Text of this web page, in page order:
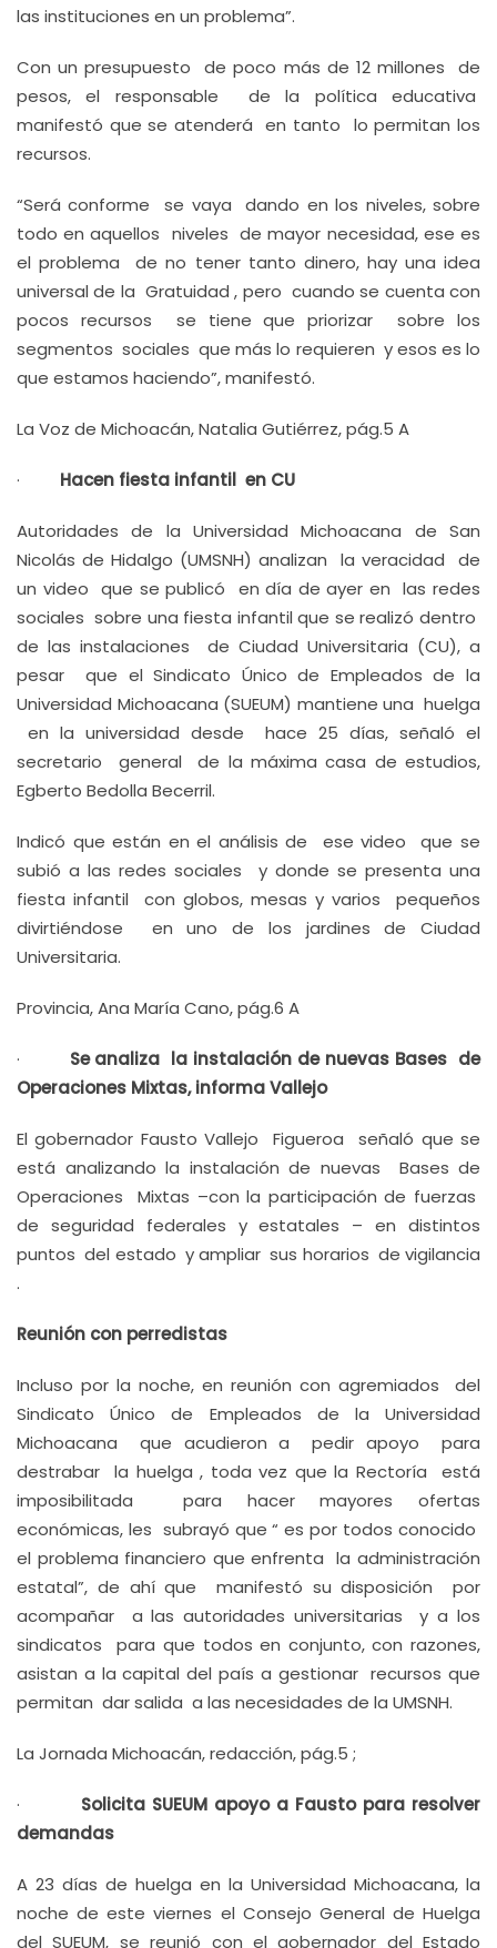
las instituciones en un problema”.
Con un presupuesto de poco más de 12 millones de
pesos, el responsable de la política educativa
manifestó que se atenderá en tanto lo permitan los
recursos.
“Será conforme se vaya dando en los niveles, sobre
todo en aquellos niveles de mayor necesidad, ese es
el problema de no tener tanto dinero, hay una idea
universal de la Gratuidad , pero cuando se cuenta con
pocos recursos se tiene que priorizar sobre los
segmentos sociales que más lo requieren y esos es lo
que estamos haciendo”, manifestó.
La Voz de Michoacán, Natalia Gutiérrez, pág.5 A
· Hacen fiesta infantil en CU
Autoridades de la Universidad Michoacana de San
Nicolás de Hidalgo (UMSNH) analizan la veracidad de
un video que se publicó en día de ayer en las redes
sociales sobre una fiesta infantil que se realizó dentro
de las instalaciones de Ciudad Universitaria (CU), a
pesar que el Sindicato Único de Empleados de la
Universidad Michoacana (SUEUM) mantiene una huelga
en la universidad desde hace 25 días, señaló el
secretario general de la máxima casa de estudios,
Egberto Bedolla Becerril.
Indicó que están en el análisis de ese video que se
subió a las redes sociales y donde se presenta una
fiesta infantil con globos, mesas y varios pequeños
divirtiéndose en uno de los jardines de Ciudad
Universitaria.
Provincia, Ana María Cano, pág.6 A
· Se analiza la instalación de nuevas Bases de
Operaciones Mixtas, informa Vallejo
El gobernador Fausto Vallejo Figueroa señaló que se
está analizando la instalación de nuevas Bases de
Operaciones Mixtas –con la participación de fuerzas
de seguridad federales y estatales – en distintos
puntos del estado y ampliar sus horarios de vigilancia
.
Reunión con perredistas
Incluso por la noche, en reunión con agremiados del
Sindicato Único de Empleados de la Universidad
Michoacana que acudieron a pedir apoyo para
destrabar la huelga , toda vez que la Rectoría está
imposibilitada para hacer mayores ofertas
económicas, les subrayó que “ es por todos conocido
el problema financiero que enfrenta la administración
estatal”, de ahí que manifestó su disposición por
acompañar a las autoridades universitarias y a los
sindicatos para que todos en conjunto, con razones,
asistan a la capital del país a gestionar recursos que
permitan dar salida a las necesidades de la UMSNH.
La Jornada Michoacán, redacción, pág.5 ;
· Solicita SUEUM apoyo a Fausto para resolver
demandas
A 23 días de huelga en la Universidad Michoacana, la
noche de este viernes el Consejo General de Huelga
del SUEUM, se reunió con el gobernador del Estado